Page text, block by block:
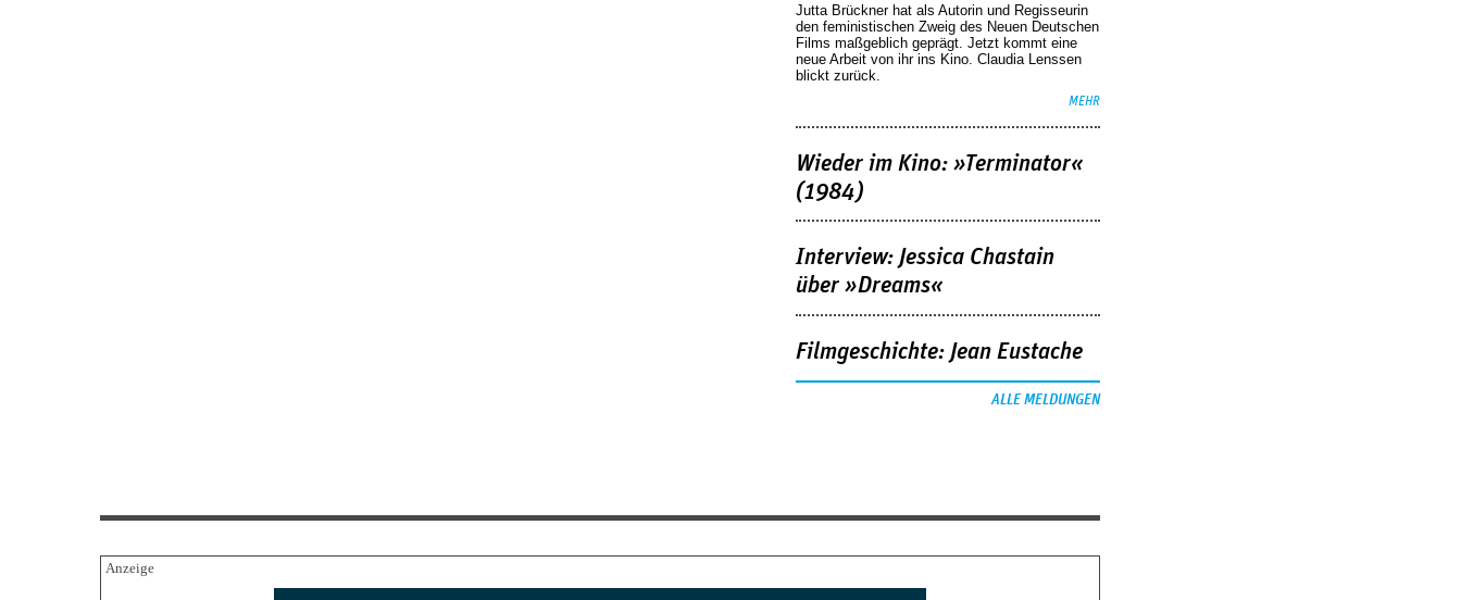
Jutta Brückner hat als Autorin und Regisseurin
den feministischen Zweig des Neuen Deutschen
Films maßgeblich geprägt. Jetzt kommt eine
neue Arbeit von ihr ins Kino. Claudia Lenssen
blickt zurück.
MEHR
Wieder im Kino: »Terminator«
(1984)
Interview: Jessica Chastain
über »Dreams«
Filmgeschichte: Jean Eustache
ALLE MELDUNGEN